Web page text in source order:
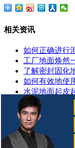
相关资讯
如何正确进行
工厂地面焕然
了解密封固化
如何有效地使
水泥地面起皮
地面潮湿可以
探索锂基混凝
混凝土密封固
混凝土染色地
让停车场更耐